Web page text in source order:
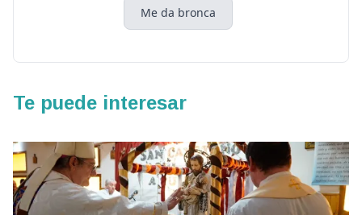
Me da bronca
Te puede interesar